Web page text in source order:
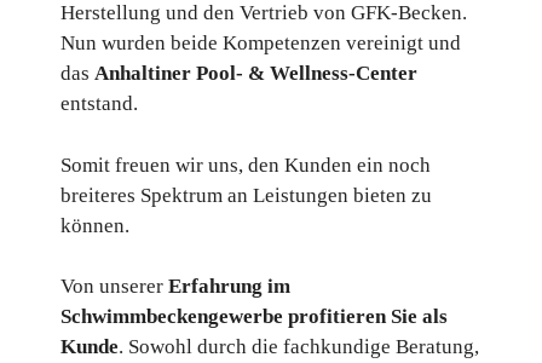
Herstellung und den Vertrieb von GFK-Becken.
Nun wurden beide Kompetenzen vereinigt und
das Anhaltiner Pool- & Wellness-Center
entstand.
Somit freuen wir uns, den Kunden ein noch
breiteres Spektrum an Leistungen bieten zu
können.
Von unserer Erfahrung im
Schwimmbeckengewerbe profitieren Sie als
Kunde. Sowohl durch die fachkundige Beratung,